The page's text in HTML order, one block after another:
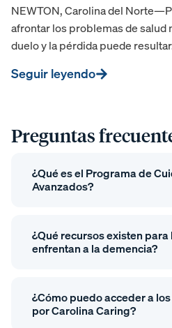
NEWTON, Carolina del
afrontar los problemas de salud
duelo y la pérdida puede
Seguir leyendo
Preguntas
¿Qué es el Programa de
Avanzados?
¿Qué recursos existen
enfrentan a la demencia?
¿Cómo puedo acceder a
por Carolina Caring?